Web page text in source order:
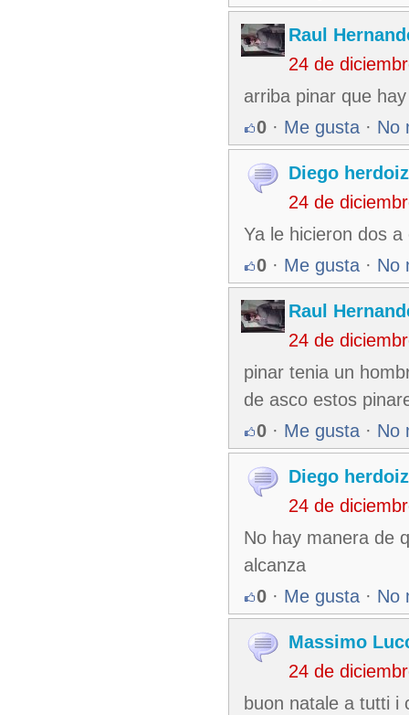
Raul
24 de
arriba pinar que
0 · Me gusta · No
Diego
24 de
Ya le hicieron dos
0 · Me gusta · No
Raul
24 de
pinar tenia un
de asco estos
0 · Me gusta · No
Diego
24 de
No hay manera de
alcanza
0 · Me gusta · No
Massimo
24 de
buon natale a tutti i